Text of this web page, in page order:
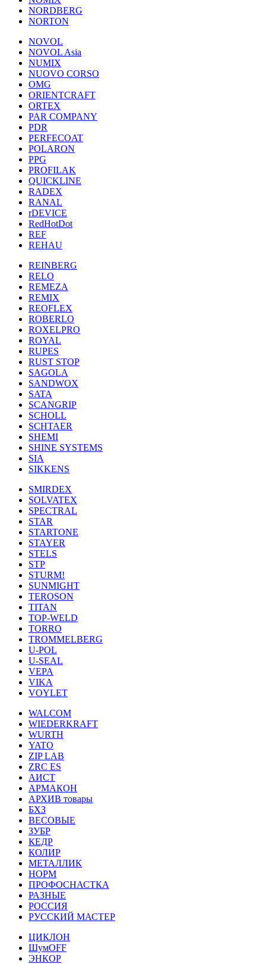
NORDBERG
NORTON
NOVOL
NOVOL Asia
NUMIX
NUOVO CORSO
OMG
ORIENTCRAFT
ORTEX
PAR COMPANY
PDR
PERFECOAT
POLARON
PPG
PROFILAK
QUICKLINE
RADEX
RANAL
rDEVICE
RedHotDot
REF
REHAU
REINBERG
RELO
REMEZA
REMIX
REOFLEX
ROBERLO
ROXELPRO
ROYAL
RUPES
RUST STOP
SAGOLA
SANDWOX
SATA
SCANGRIP
SCHOLL
SCHTAER
SHEMI
SHINE SYSTEMS
SIA
SIKKENS
SMIRDEX
SOLVATEX
SPECTRAL
STAR
STARTONE
STAYER
STELS
STP
STURM!
SUNMIGHT
TEROSON
TITAN
TOP-WELD
TORRO
TROMMELBERG
U-POL
U-SEAL
VEPA
VIKA
VOYLET
WALCOM
WIEDERKRAFT
WURTH
YATO
ZIP LAB
ZRC ES
АИСТ
АРМАКОН
АРХИВ товары
БХЗ
ВЕСОВЫЕ
ЗУБР
КЕДР
КОЛИР
МЕТАЛЛИК
НОРМ
ПРОФОСНАСТКА
РАЗНЫЕ
РОССИЯ
РУССКИЙ МАСТЕР
ЦИКЛОН
ШумOFF
ЭНКОР